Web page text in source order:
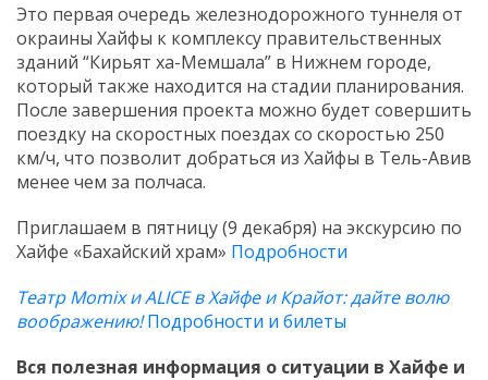
Это первая очередь железнодорожного туннеля от
окраины Хайфы к комплексу правительственных
зданий “Кирьят ха-Мемшала” в Нижнем городе,
который также находится на стадии планирования.
После завершения проекта можно будет совершить
поездку на скоростных поездах со скоростью 250
км/ч, что позволит добраться из Хайфы в Тель-Авив
менее чем за полчаса.
Приглашаем в пятницу (9 декабря) на экскурсию по
Хайфе «Бахайский храм» Подробности
Театр Momix и ALICE в Хайфе и Крайот: дайте волю
воображению!Подробности и билеты
Вся полезная информация о ситуации в Хайфе и